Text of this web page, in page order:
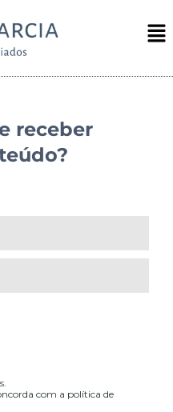
receber
com a política de